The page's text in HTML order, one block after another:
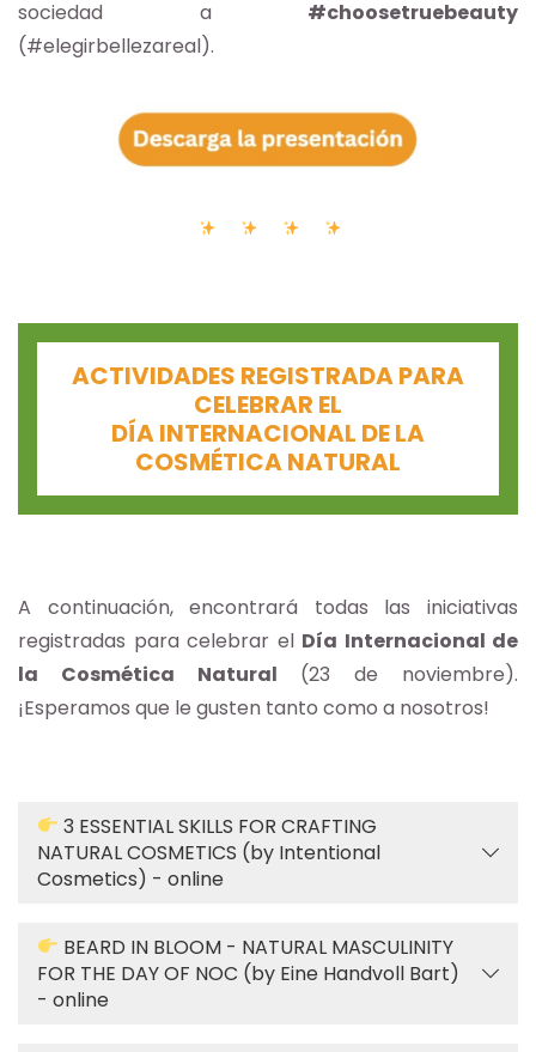
sociedad a #choosetruebeauty
(#elegirbellezareal).
ACTIVIDADES REGISTRADA PARA
CELEBRAR EL
DÍA INTERNACIONAL DE LA
COSMÉTICA NATURAL
A continuación, encontrará todas las iniciativas
registradas para celebrar el Día Internacional de
la Cosmética Natural (23 de noviembre).
¡Esperamos que le gusten tanto como a nosotros!
3 ESSENTIAL SKILLS FOR CRAFTING
NATURAL COSMETICS (by Intentional
Cosmetics) - online
BEARD IN BLOOM - NATURAL MASCULINITY
FOR THE DAY OF NOC (by Eine Handvoll Bart)
- online